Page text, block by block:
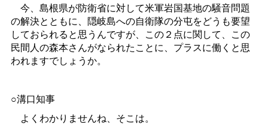
今、島根県が防衛省に対して米軍岩国基地の騒音問題
の解決とともに、隠岐島への自衛隊の分屯をどうも要望
しておられると思うんですが、この２点に関して、この
民間人の森本さんがなられたことに、プラスに働くと思
われますでしょうか。
○溝口知事
よくわかりませんね、そこは。